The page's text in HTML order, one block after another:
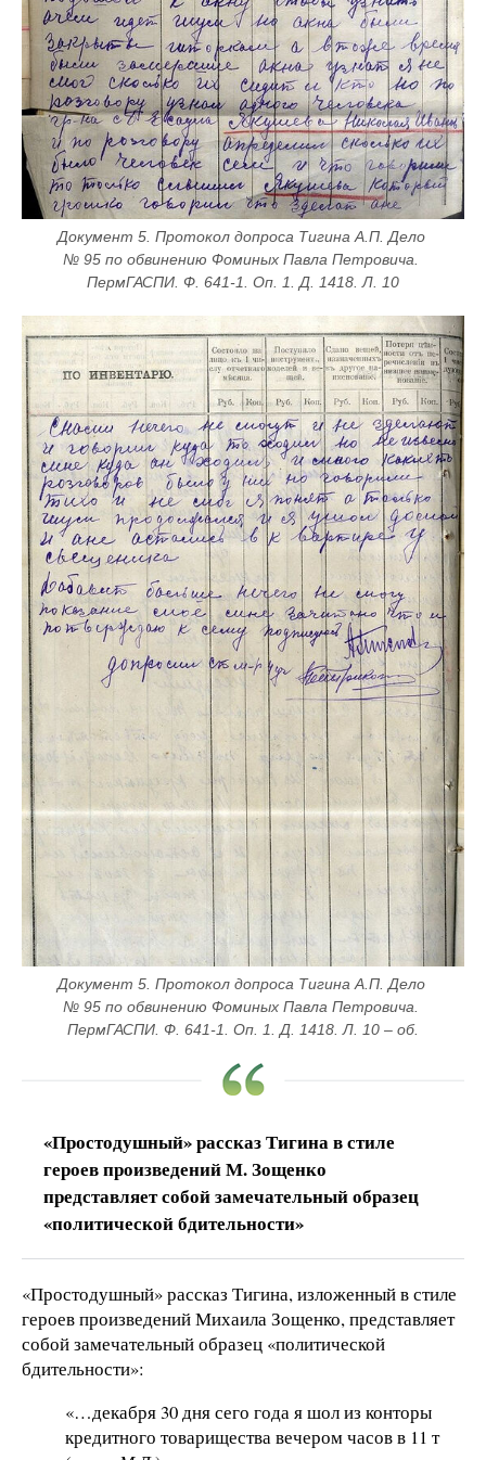
Документ 5. Протокол допроса Тигина А.П. Дело
№ 95 по обвинению Фоминых Павла Петровича.
ПермГАСПИ. Ф. 641-1. Оп. 1. Д. 1418. Л. 10
Документ 5. Протокол допроса Тигина А.П. Дело
№ 95 по обвинению Фоминых Павла Петровича.
ПермГАСПИ. Ф. 641-1. Оп. 1. Д. 1418. Л. 10 – об.
«Простодушный» рассказ Тигина в стиле
героев произведений М. Зощенко
представляет собой замечательный образец
«политической бдительности»
«Простодушный» рассказ Тигина, изложенный в стиле
героев произведений Михаила Зощенко, представляет
собой замечательный образец «политической
бдительности»:
«…декабря 30 дня сего года я шол из конторы
кредитного товарищества вечером часов в 11 т